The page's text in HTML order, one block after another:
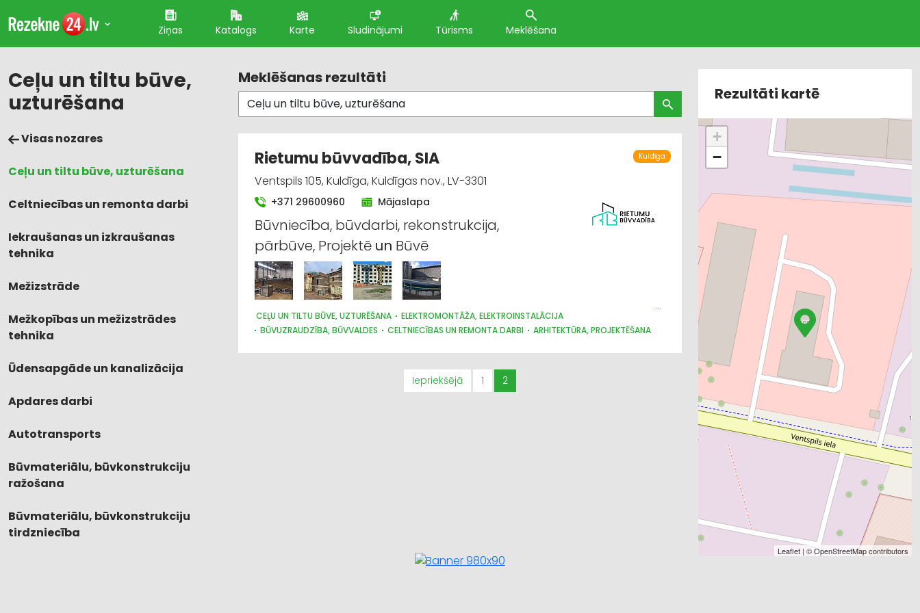
Ziņas Katalogs Karte Sludinājumi Tūrisms Meklēšana
Ceļu un tiltu būve,
uzturēšana
Visas nozares
Ceļu un tiltu būve, uzturēšana
Celtniecības un remonta darbi
Iekraušanas un izkraušanas
tehnika
Mežizstrāde
Mežkopības un mežizstrādes
tehnika
Ūdensapgāde un kanalizācija
Apdares darbi
Autotransports
Būvmateriālu, būvkonstrukciju
ražošana
Būvmateriālu, būvkonstrukciju
tirdzniecība
Meklēšanas rezultāti
Kuldīga
Rietumu būvvadība, SIA
Ventspils 105, Kuldīga, Kuldīgas nov., LV-3301
+371 29600960 Mājaslapa
Būvniecība, būvdarbi, rekonstrukcija,
pārbūve, Projektē un Būvē
CEĻU UN TILTU BŪVE, UZTURĒŠANA
ELEKTROMONTĀŽA, ELEKTROINSTALĀCIJA
BŪVUZRAUDZĪBA, BŪVVALDES
CELTNIECĪBAS UN REMONTA DARBI
ARHITEKTŪRA, PROJEKTĒŠANA
Iepriekšējā 1 2
Rezultāti kartē
+
−
Leaflet | ©OpenStreetMapcontributors